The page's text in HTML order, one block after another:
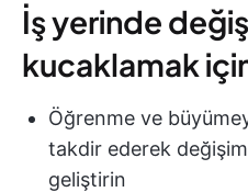
İş yerinde
kucaklamak için
Öğrenme ve
takdir ederek
geliştirin